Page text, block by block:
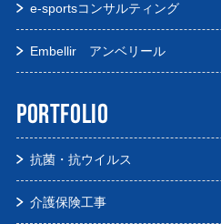
e-sportsコンサルティング
Embellir アンベリール
PORTFOLIO
抗菌・抗ウイルス
介護保険工事